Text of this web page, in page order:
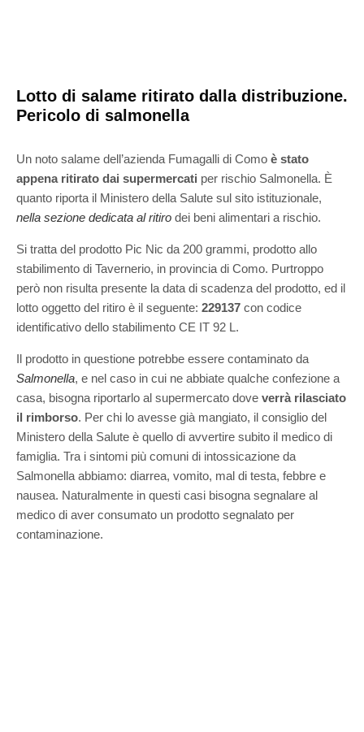
Lotto di salame ritirato dalla distribuzione.
Pericolo di salmonella
Un noto salame dell’azienda Fumagalli di Como è stato
appena ritirato dai supermercati per rischio Salmonella. È
quanto riporta il Ministero della Salute sul sito istituzionale,
nella sezione dedicata al ritiro dei beni alimentari a rischio.
Si tratta del prodotto Pic Nic da 200 grammi, prodotto allo
stabilimento di Tavernerio, in provincia di Como. Purtroppo
però non risulta presente la data di scadenza del prodotto, ed il
lotto oggetto del ritiro è il seguente: 229137 con codice
identificativo dello stabilimento CE IT 92 L.
Il prodotto in questione potrebbe essere contaminato da
Salmonella, e nel caso in cui ne abbiate qualche confezione a
casa, bisogna riportarlo al supermercato dove verrà rilasciato
il rimborso. Per chi lo avesse già mangiato, il consiglio del
Ministero della Salute è quello di avvertire subito il medico di
famiglia. Tra i sintomi più comuni di intossicazione da
Salmonella abbiamo: diarrea, vomito, mal di testa, febbre e
nausea. Naturalmente in questi casi bisogna segnalare al
medico di aver consumato un prodotto segnalato per
contaminazione.